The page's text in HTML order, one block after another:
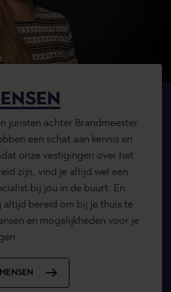
juristen achter Brandmeester
een schat aan kennis en
onze vestigingen over het
zijn, vind je altijd wel een
bij jou in de buurt. En
altijd bereid om bij je thuis te
en mogelijkheden voor je